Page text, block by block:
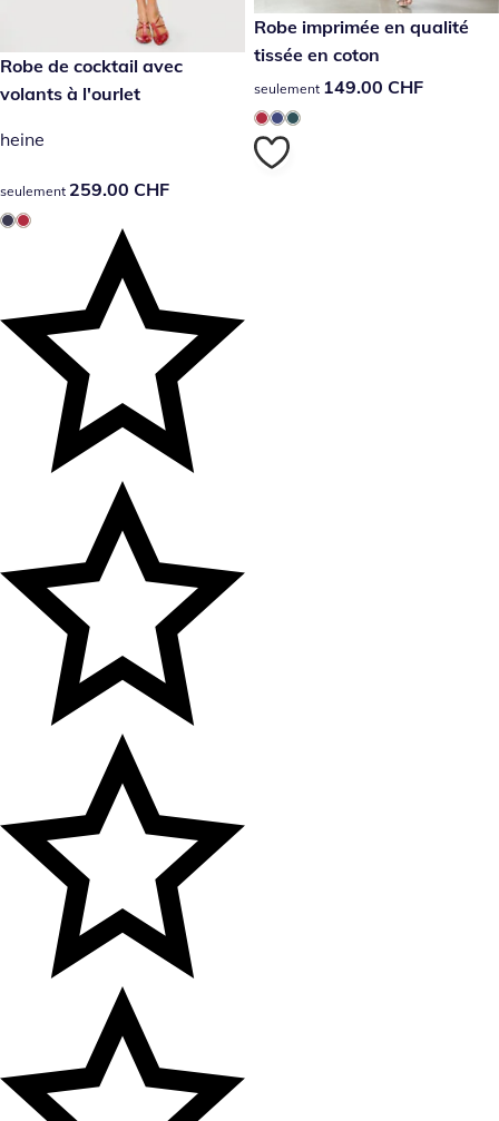
259.00 CHF
Robe de cocktail avec
volants à l'ourlet
heine
259.00 CHF
seulement 259.00 CHF
149.00 CHF
Robe imprimée en qualité
tissée en coton
149.00 CHF
seulement 149.00 CHF